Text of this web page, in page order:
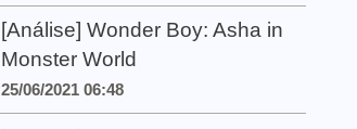
[Análise] Wonder Boy: Asha in
Monster World
25/06/2021 06:48